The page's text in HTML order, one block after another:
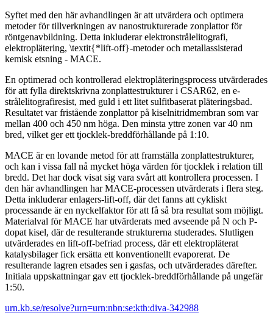
Syftet med den här avhandlingen är att utvärdera och optimera
metoder för tillverkningen av nanostrukturerade zonplattor för
röntgenavbildning. Detta inkluderar elektronstrålelitografi,
elektroplätering, \textit{*lift-off}-metoder och metallassisterad
kemisk etsning - MACE.
En optimerad och kontrollerad elektropläteringsprocess utvärderades
för att fylla direktskrivna zonplattestrukturer i CSAR62, en e-
strålelitografiresist, med guld i ett litet sulfitbaserat pläteringsbad.
Resultatet var fristående zonplattor på kiselnitridmembran som var
mellan 400 och 450 nm höga. Den minsta yttre zonen var 40 nm
bred, vilket ger ett tjocklek-breddförhållande på 1:10.
MACE är en lovande metod för att framställa zonplattestrukturer,
och kan i vissa fall nå mycket höga värden för tjocklek i relation till
bredd. Det har dock visat sig vara svårt att kontrollera processen. I
den här avhandlingen har MACE-processen utvärderats i flera steg.
Detta inkluderar enlagers-lift-off, där det fanns att cykliskt
processande är en nyckelfaktor för att få så bra resultat som möjligt.
Materialval för MACE har utvärderats med avseende på N och P-
dopat kisel, där de resulterande strukturerna studerades. Slutligen
utvärderades en lift-off-befriad process, där ett elektropläterat
katalysbilager fick ersätta ett konventionellt evaporerat. De
resulterande lagren etsades sen i gasfas, och utvärderades därefter.
Initiala uppskattningar gav ett tjocklek-breddförhållande på ungefär
1:50.
urn.kb.se/resolve?urn=urn:nbn:se:kth:diva-342988